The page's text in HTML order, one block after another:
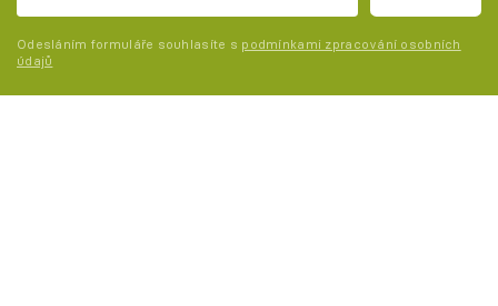
Odesláním formuláře souhlasíte s podmínkami zpracování osobních
údajů